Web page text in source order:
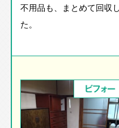
不用品も、まとめて回収
た。
ビフォー